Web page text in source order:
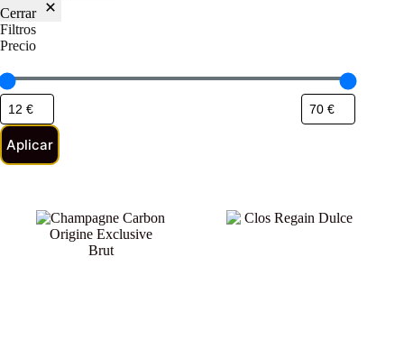
Cerrar
Filtros
Precio
Aplicar